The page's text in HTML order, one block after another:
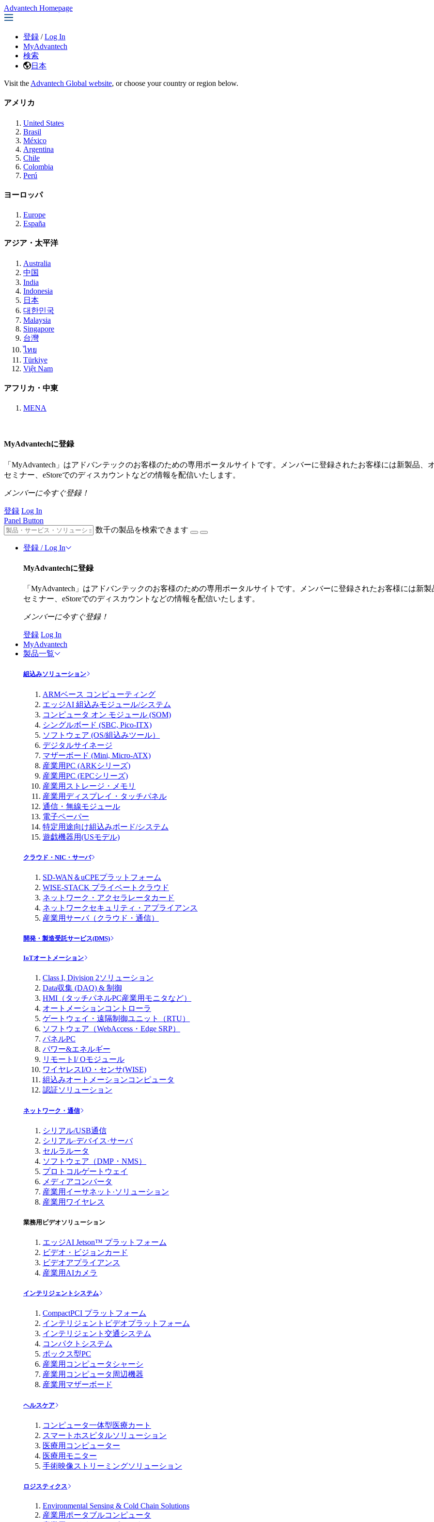
Advantech Homepage
登録 / Log In
MyAdvantech
検索
日本
Visit the Advantech Global website, or choose your country or region below.
アメリカ
United States
Brasil
México
Argentina
Chile
Colombia
Perú
ヨーロッパ
Europe
España
アジア・太平洋
Australia
中国
India
Indonesia
日本
대한민국
Malaysia
Singapore
台灣
ไทย
Türkiye
Việt Nam
アフリカ・中東
MENA
MyAdvantechに登録
「MyAdvantech」はアドバンテックのお客様のための専用ポータルサイトです。メンバーに登録されたお客様には新製品、
セミナー、eStoreでのディスカウントなどの情報を配信いたします。
メンバーに今すぐ登録！
登録 Log In
Panel Button
数千の製品を検索できます
登録 / Log In
MyAdvantechに登録
「MyAdvantech」はアドバンテックのお客様のための専用ポータルサイトです。メンバーに登録されたお客様には新
セミナー、eStoreでのディスカウントなどの情報を配信いたします。
メンバーに今すぐ登録！
登録 Log In
MyAdvantech
製品一覧
組込みソリューション
ARMベース コンピューティング
エッジAI 組込みモジュール/システム
コンピュータ オン モジュール (SOM)
シングルボード (SBC, Pico-ITX)
ソフトウェア (OS/組込みツール）
デジタルサイネージ
マザーボード (Mini, Micro-ATX)
産業用PC (ARKシリーズ)
産業用PC (EPCシリーズ)
産業用ストレージ・メモリ
産業用ディスプレイ・タッチパネル
通信・無線モジュール
電子ペーパー
特定用途向け組込みボード/システム
遊戯機器用(USモデル)
クラウド・NIC・サーバ
SD-WAN＆uCPEプラットフォーム
WISE-STACK プライベートクラウド
ネットワーク・アクセラレータカード
ネットワークセキュリティ・アプライアンス
産業用サーバ（クラウド・通信）
開発・製造受託サービス(DMS)
IoTオートメーション
Class I, Division 2ソリューション
Data収集 (DAQ) & 制御
HMI（タッチパネルPC産業用モニタなど）
オートメーションコントローラ
ゲートウェイ・遠隔制御ユニット（RTU）
ソフトウェア（WebAccess・Edge SRP）
パネルPC
パワー&エネルギー
リモートI/ Oモジュール
ワイヤレスI/O・センサ(WISE)
組込みオートメーションコンピュータ
認証ソリューション
ネットワーク・通信
シリアル/USB通信
シリアル·デバイス·サーバ
セルラルータ
ソフトウェア（DMP・NMS）
プロトコルゲートウェイ
メディアコンバータ
産業用イーサネット·ソリューション
産業用ワイヤレス
業務用ビデオソリューション
エッジAI Jetson™ プラットフォーム
ビデオ・ビジョンカード
ビデオアプライアンス
産業用AIカメラ
インテリジェントシステム
CompactPCI プラットフォーム
インテリジェントビデオプラットフォーム
インテリジェント交通システム
コンパクトシステム
ボックス型PC
産業用コンピュータシャーシ
産業用コンピュータ周辺機器
産業用マザーボード
ヘルスケア
コンピュータ一体型医療カート
スマートホスピタルソリューション
医療用コンピューター
医療用モニター
手術映像ストリーミングソリューション
ロジスティクス
Environmental Sensing & Cold Chain Solutions
産業用ポータブルコンピュータ